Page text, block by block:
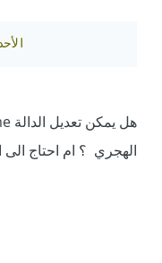
الأحد
هل يمكن تعديل الدالة
الهجري ؟ ام احتاج